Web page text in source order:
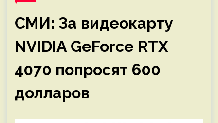
СМИ: За видеокарту
NVIDIA GeForce RTX
4070 попросят 600
долларов